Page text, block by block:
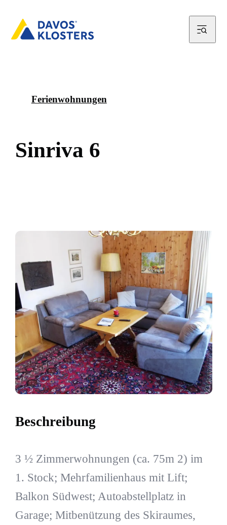
Ferienwohnungen
Sinriva 6
Beschreibung
3 ½ Zimmerwohnungen (ca. 75m 2) im
1. Stock; Mehrfamilienhaus mit Lift;
Balkon Südwest; Autoabstellplatz in
Garage; Mitbenützung des Skiraumes,